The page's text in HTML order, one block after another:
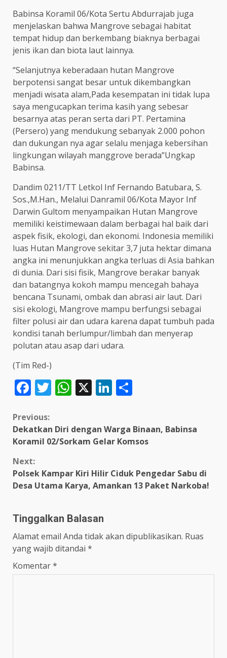
Babinsa Koramil 06/Kota Sertu Abdurrajab juga
menjelaskan bahwa Mangrove sebagai habitat
tempat hidup dan berkembang biaknya berbagai
jenis ikan dan biota laut lainnya.
“Selanjutnya keberadaan hutan Mangrove
berpotensi sangat besar untuk dikembangkan
menjadi wisata alam,Pada kesempatan ini tidak lupa
saya mengucapkan terima kasih yang sebesar
besarnya atas peran serta dari PT. Pertamina
(Persero) yang mendukung sebanyak 2.000 pohon
dan dukungan nya agar selalu menjaga kebersihan
lingkungan wilayah manggrove berada”Ungkap
Babinsa.
Dandim 0211/TT Letkol Inf Fernando Batubara, S.
Sos.,M.Han., Melalui Danramil 06/Kota Mayor Inf
Darwin Gultom menyampaikan Hutan Mangrove
memiliki keistimewaan dalam berbagai hal baik dari
aspek fisik, ekologi, dan ekonomi. Indonesia memiliki
luas Hutan Mangrove sekitar 3,7 juta hektar dimana
angka ini menunjukkan angka terluas di Asia bahkan
di dunia. Dari sisi fisik, Mangrove berakar banyak
dan batangnya kokoh mampu mencegah bahaya
bencana Tsunami, ombak dan abrasi air laut. Dari
sisi ekologi, Mangrove mampu berfungsi sebagai
filter polusi air dan udara karena dapat tumbuh pada
kondisi tanah berlumpur/limbah dan menyerap
polutan atau asap dari udara.
(Tim Red-)
Facebook
Twitter
WhatsApp
X LinkedIn
Continue
Reading
Previous:
Dekatkan Diri dengan Warga Binaan, Babinsa
Koramil 02/Sorkam Gelar Komsos
Next:
Polsek Kampar Kiri Hilir Ciduk Pengedar Sabu di
Desa Utama Karya, Amankan 13 Paket Narkoba!
Tinggalkan Balasan
Alamat email Anda tidak akan dipublikasikan. Ruas
yang wajib ditandai *
Komentar*